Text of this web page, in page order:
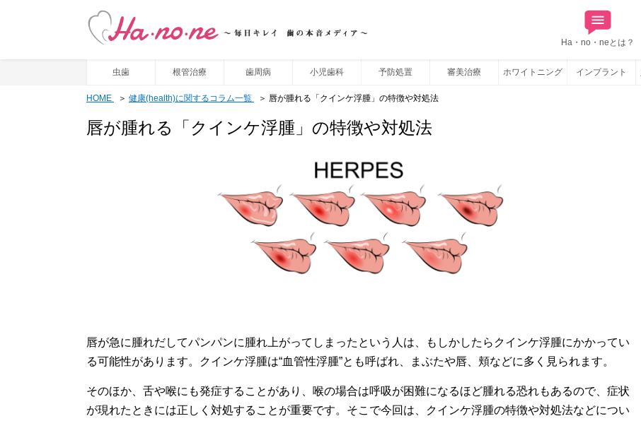
Ha・no・neとは？
虫歯 根管治療 歯周病 小児歯科 予防処置 審美治療 ホワイトニング インプラント
HOME 健康(health)に関するコラム一覧 唇が腫れる「クインケ浮腫」の特徴や対処法
唇が腫れる「クインケ浮腫」の特徴や対処法
唇が急に腫れだしてパンパンに腫れ上がってしまったという人は、もしかしたらクインケ浮腫にかかってい
る可能性があります。クインケ浮腫は“血管性浮腫”とも呼ばれ、まぶたや唇、頬などに多く見られます。
そのほか、舌や喉にも発症することがあり、喉の場合は呼吸が困難になるほど腫れる恐れもあるので、症状
が現れたときには正しく対処することが重要です。そこで今回は、クインケ浮腫の特徴や対処法などについ